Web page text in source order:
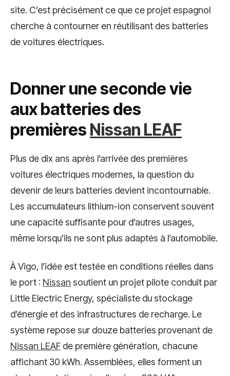
site. C’est précisément ce que ce projet espagnol
cherche à contourner en réutilisant des batteries
de voitures électriques.
Donner une seconde vie
aux batteries des
premières Nissan LEAF
Plus de dix ans après l’arrivée des premières
voitures électriques modernes, la question du
devenir de leurs batteries devient incontournable.
Les accumulateurs lithium-ion conservent souvent
une capacité suffisante pour d’autres usages,
même lorsqu’ils ne sont plus adaptés à l’automobile.
À Vigo, l’idée est testée en conditions réelles dans
le port : Nissan soutient un projet pilote conduit par
Little Electric Energy, spécialiste du stockage
d’énergie et des infrastructures de recharge. Le
système repose sur douze batteries provenant de
Nissan LEAF de première génération, chacune
affichant 30 kWh. Assemblées, elles forment un